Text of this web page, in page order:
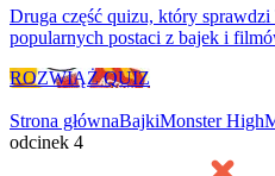
Druga część quizu, który
popularnych postaci z bajek i
ROZWIĄŻ QUIZ
Strona głównaBajkiMonster High
odcinek 4